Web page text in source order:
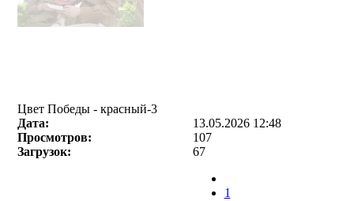
Цвет Победы - красный-3
Дата:
13.05.2026 12:48
Просмотров:
107
Загрузок:
67
1